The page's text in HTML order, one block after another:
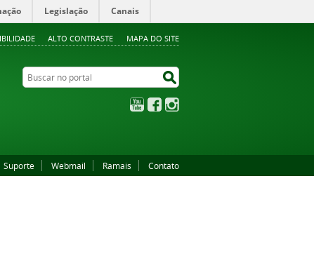
ALTO CONTRASTE MAPA DO SITE
Legislação Canais
Buscar no portal
YouTubeFacebook
Suporte Webmail Ramais Contato